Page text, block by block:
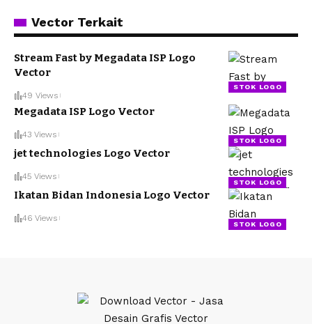
Vector Terkait
STOK LOGO
Stream Fast by Megadata ISP Logo
Vector
49 Views
STOK LOGO
Megadata ISP Logo Vector
43 Views
STOK LOGO
jet technologies Logo Vector
45 Views
STOK LOGO
Ikatan Bidan Indonesia Logo Vector
46 Views